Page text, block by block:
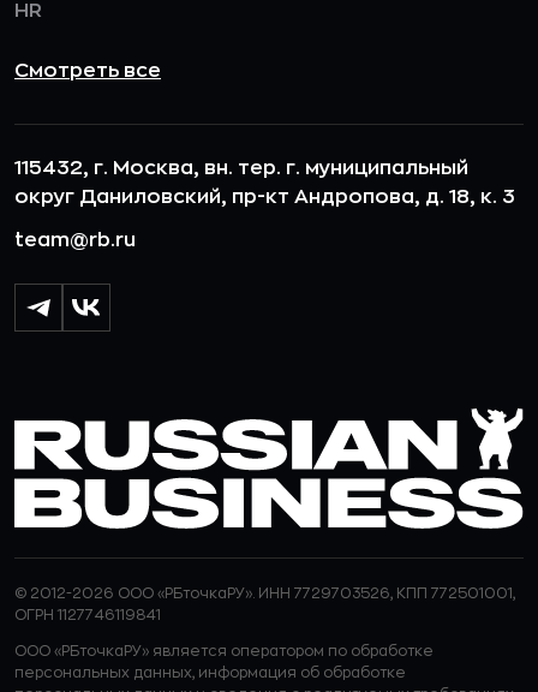
HR
Смотреть все
115432, г. Москва, вн. тер. г. муниципальный
округ Даниловский, пр-кт Андропова, д. 18, к. 3
team@rb.ru
© 2012-2026 ООО «РБточкаРУ». ИНН 7729703526, КПП 772501001,
ОГРН 1127746119841
ООО «РБточкаРУ» является оператором по обработке
персональных данных, информация об обработке